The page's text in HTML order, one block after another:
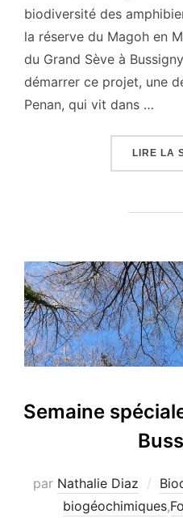
biodiversité des
la réserve du Magoh en
du Grand Sève à
démarrer ce projet, une
Penan, qui vit dans …
LIRE LA
Semaine
par Nathalie Diaz
biogéochimiques,